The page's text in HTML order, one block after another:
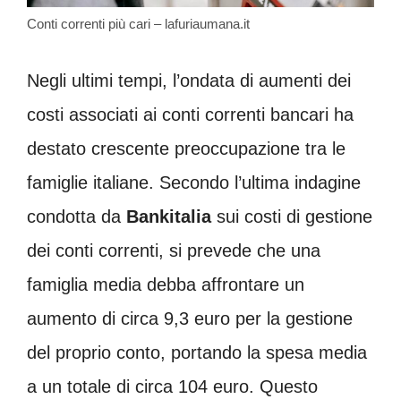
Conti correnti più cari – lafuriaumana.it
Negli ultimi tempi, l’ondata di aumenti dei
costi associati ai conti correnti bancari ha
destato crescente preoccupazione tra le
famiglie italiane. Secondo l’ultima indagine
condotta da Bankitaliasui costi di gestione
dei conti correnti, si prevede che una
famiglia media debba affrontare un
aumento di circa 9,3 euro per la gestione
del proprio conto, portando la spesa media
a un totale di circa 104 euro. Questo